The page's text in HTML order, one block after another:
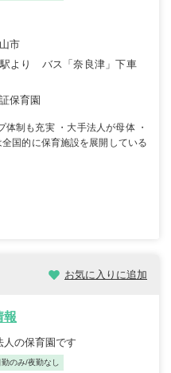
市
駅より バス「奈良津」下車
保育園
体制も充実 ・大手法人が母体 ・
国的に保育施設を展開している
お気に入りに追加
報
人の保育園です
勤のみ/夜勤なし